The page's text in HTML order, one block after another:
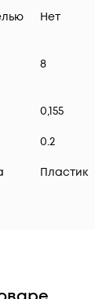
Нет
8
0,155
0.2
Пластик